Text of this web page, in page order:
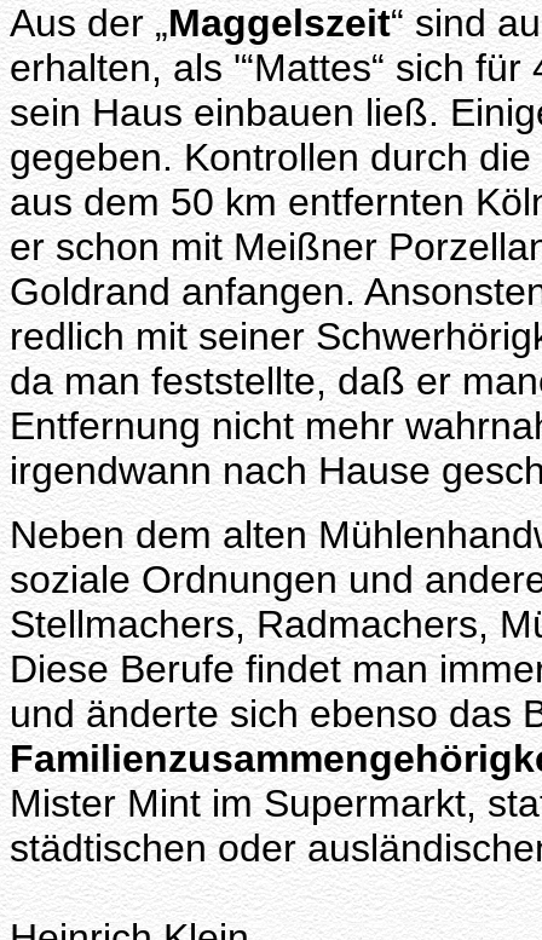
Aus der „Maggelszeit“ sind
erhalten, als '“Mattes“ sich
sein Haus einbauen ließ.
gegeben. Kontrollen durch
aus dem 50 km entfernten
er schon mit Meißner
Goldrand anfangen.
redlich mit seiner
da man feststellte, daß er
Entfernung nicht mehr
irgendwann nach Hause
Neben dem alten
soziale Ordnungen und
Stellmachers, Radmachers,
Diese Berufe findet man
und änderte sich ebenso das
Mister Mint im Supermarkt,
städtischen oder